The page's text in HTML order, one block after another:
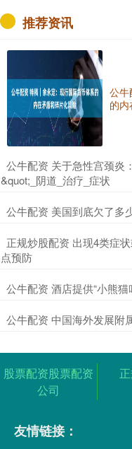
推荐资讯
公牛
的
公牛配资 关于急性宫颈炎
&quot;_阴道_治疗_症状
公牛配资 美国到底欠了多
正规炒股配资 出现4类症
点预防
公牛配资 酒店提供“小熊
公牛配资 中国海外发展附
股票配资股票配资
公司
友情链接：